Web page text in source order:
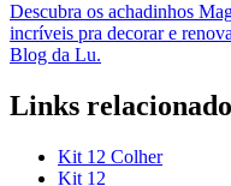
Descubra os achadinhos
incríveis pra decorar e
Blog da Lu.
Links
Kit 12 Colher
Kit 12